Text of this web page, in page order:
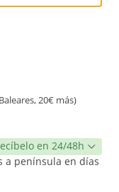
20€ más)
en 24/48h
a península en días